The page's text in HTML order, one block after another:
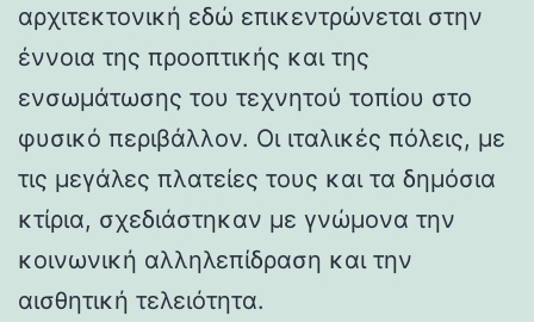
αρχιτεκτονική εδώ επικεντρώνεται στην
έννοια της προοπτικής και της
ενσωμάτωσης του τεχνητού τοπίου στο
φυσικό περιβάλλον. Οι ιταλικές πόλεις, με
τις μεγάλες πλατείες τους και τα δημόσια
κτίρια, σχεδιάστηκαν με γνώμονα την
κοινωνική αλληλεπίδραση και την
αισθητική τελειότητα.